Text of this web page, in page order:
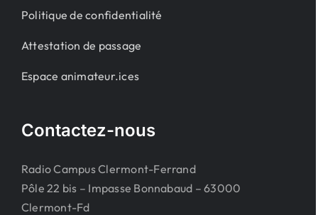
Politique de confidentialité
Attestation de passage
Espace animateur.ices
Contactez-nous
Radio Campus Clermont-Ferrand
Pôle 22 bis – Impasse Bonnabaud – 63000
Clermont-Fd